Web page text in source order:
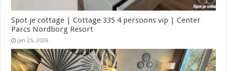
Spot je cottage | Cottage 335 4 persoons vip | Center
Parcs Nordborg Resort
jan 25, 2026